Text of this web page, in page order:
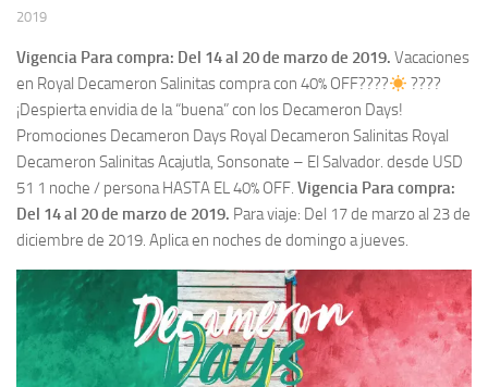
2019
Vigencia Para compra: Del 14 al 20 de marzo de 2019. Vacaciones
en Royal Decameron Salinitas compra con 40% OFF????
????
¡Despierta envidia de la “buena” con los Decameron Days!
Promociones Decameron Days Royal Decameron Salinitas Royal
Decameron Salinitas Acajutla, Sonsonate – El Salvador. desde USD
51 1 noche / persona HASTA EL 40% OFF. Vigencia Para compra:
Del 14 al 20 de marzo de 2019. Para viaje: Del 17 de marzo al 23 de
diciembre de 2019. Aplica en noches de domingo a jueves.